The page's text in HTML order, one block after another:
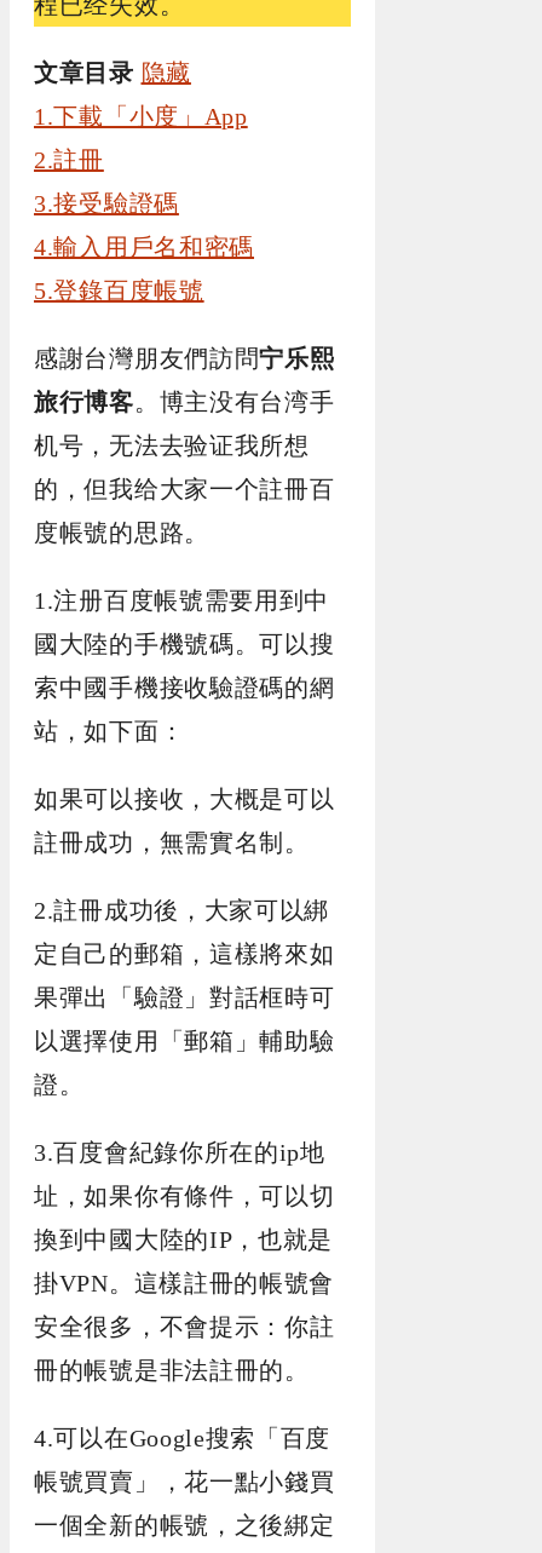
文章目录 隐藏
1.下載「小度」App
2.註冊
3.接受驗證碼
4.輸入用戶名和密碼
5.登錄百度帳號
感謝台灣朋友們訪問宁乐熙
旅行博客。博主没有台湾手
机号，无法去验证我所想
的，但我给大家一个註冊百
度帳號的思路。
1.注册百度帳號需要用到中
國大陸的手機號碼。可以搜
索中國手機接收驗證碼的網
站，如下面：
如果可以接收，大概是可以
註冊成功，無需實名制。
2.註冊成功後，大家可以綁
定自己的郵箱，這樣將來如
果彈出「驗證」對話框時可
以選擇使用「郵箱」輔助驗
證。
3.百度會紀錄你所在的ip地
址，如果你有條件，可以切
換到中國大陸的IP，也就是
掛VPN。這樣註冊的帳號會
安全很多，不會提示：你註
冊的帳號是非法註冊的。
4.可以在Google搜索「百度
帳號買賣」，花一點小錢買
一個全新的帳號，之後綁定